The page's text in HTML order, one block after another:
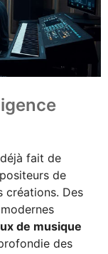
fait de
de
créations. Des
de musique
des